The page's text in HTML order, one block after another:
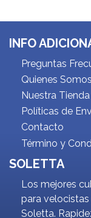
INFO
Preguntas
Quienes Somos
Nuestra Tienda
Políticas de
Contacto
Término y
SOLETTA
Los mejores
para
Soletta.